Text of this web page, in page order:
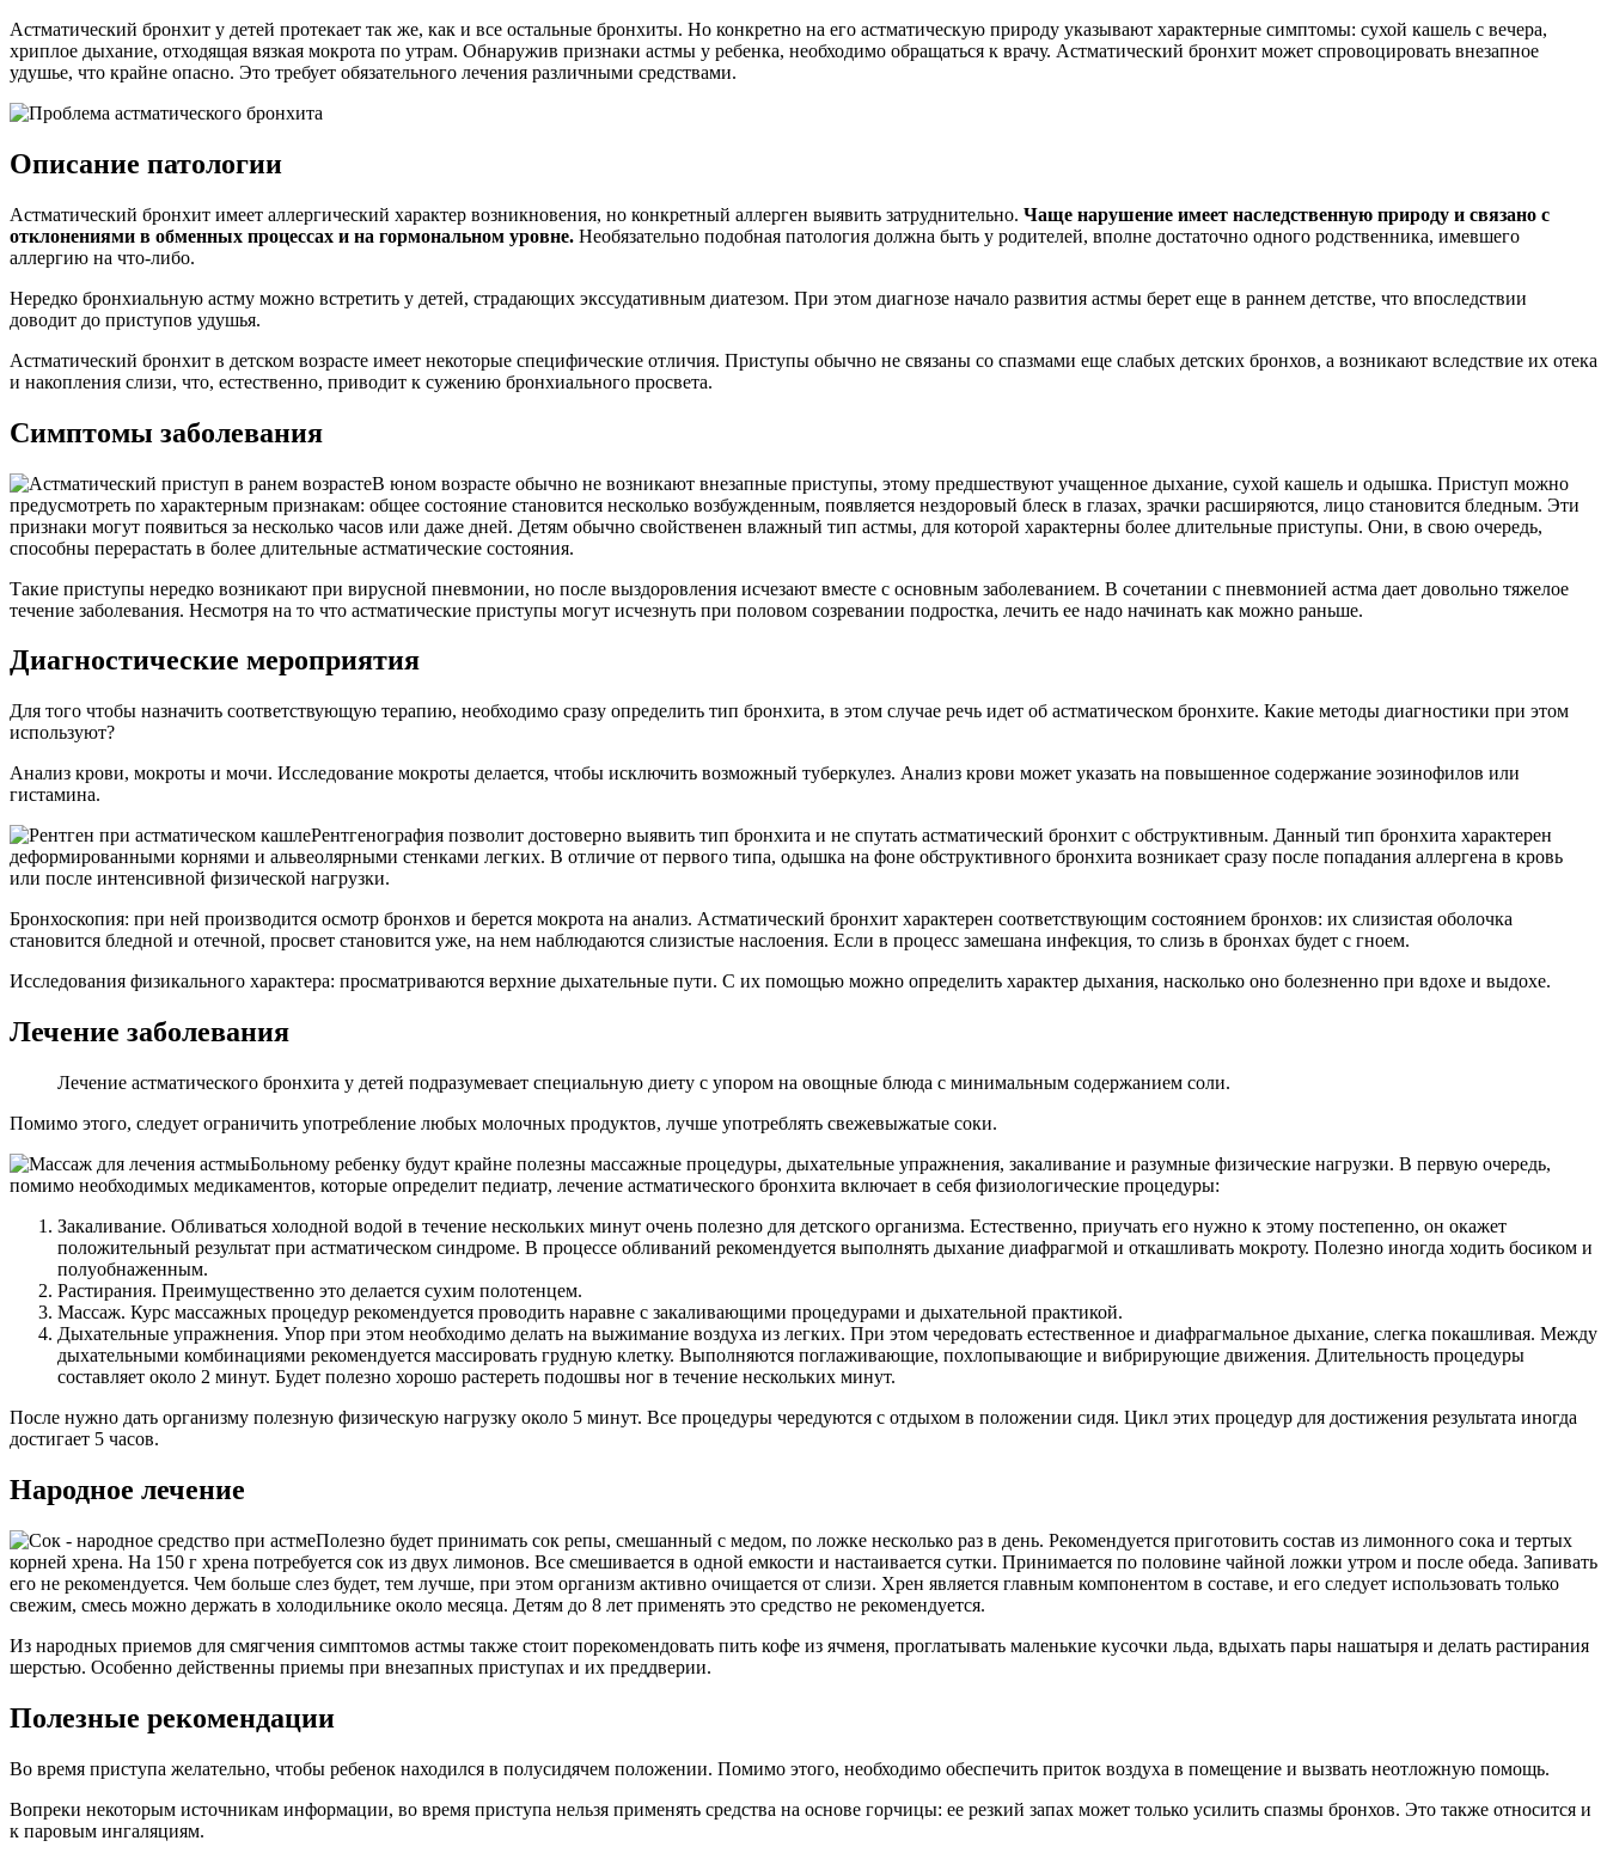
Астматический бронхит у детей протекает так же, как и все остальные бронхиты. Но конкретно на его астматическую природу указывают характерные симптомы: сухой кашель с вечера,
хриплое дыхание, отходящая вязкая мокрота по утрам. Обнаружив признаки астмы у ребенка, необходимо обращаться к врачу. Астматический бронхит может спровоцировать внезапное
удушье, что крайне опасно. Это требует обязательного лечения различными средствами.
Описание патологии
Астматический бронхит имеет аллергический характер возникновения, но конкретный аллерген выявить затруднительно. Чаще нарушение имеет наследственную природу и связано с
отклонениями в обменных процессах и на гормональном уровне. Необязательно подобная патология должна быть у родителей, вполне достаточно одного родственника, имевшего
аллергию на что-либо.
Нередко бронхиальную астму можно встретить у детей, страдающих экссудативным диатезом. При этом диагнозе начало развития астмы берет еще в раннем детстве, что впоследствии
доводит до приступов удушья.
Астматический бронхит в детском возрасте имеет некоторые специфические отличия. Приступы обычно не связаны со спазмами еще слабых детских бронхов, а возникают вследствие их отека
и накопления слизи, что, естественно, приводит к сужению бронхиального просвета.
Симптомы заболевания
В юном возрасте обычно не возникают внезапные приступы, этому предшествуют учащенное дыхание, сухой кашель и одышка. Приступ можно
предусмотреть по характерным признакам: общее состояние становится несколько возбужденным, появляется нездоровый блеск в глазах, зрачки расширяются, лицо становится бледным. Эти
признаки могут появиться за несколько часов или даже дней. Детям обычно свойственен влажный тип астмы, для которой характерны более длительные приступы. Они, в свою очередь,
способны перерастать в более длительные астматические состояния.
Такие приступы нередко возникают при вирусной пневмонии, но после выздоровления исчезают вместе с основным заболеванием. В сочетании с пневмонией астма дает довольно тяжелое
течение заболевания. Несмотря на то что астматические приступы могут исчезнуть при половом созревании подростка, лечить ее надо начинать как можно раньше.
Диагностические мероприятия
Для того чтобы назначить соответствующую терапию, необходимо сразу определить тип бронхита, в этом случае речь идет об астматическом бронхите. Какие методы диагностики при этом
используют?
Анализ крови, мокроты и мочи. Исследование мокроты делается, чтобы исключить возможный туберкулез. Анализ крови может указать на повышенное содержание эозинофилов или
гистамина.
Рентгенография позволит достоверно выявить тип бронхита и не спутать астматический бронхит с обструктивным. Данный тип бронхита характерен
деформированными корнями и альвеолярными стенками легких. В отличие от первого типа, одышка на фоне обструктивного бронхита возникает сразу после попадания аллергена в кровь
или после интенсивной физической нагрузки.
Бронхоскопия: при ней производится осмотр бронхов и берется мокрота на анализ. Астматический бронхит характерен соответствующим состоянием бронхов: их слизистая оболочка
становится бледной и отечной, просвет становится уже, на нем наблюдаются слизистые наслоения. Если в процесс замешана инфекция, то слизь в бронхах будет с гноем.
Исследования физикального характера: просматриваются верхние дыхательные пути. С их помощью можно определить характер дыхания, насколько оно болезненно при вдохе и выдохе.
Лечение заболевания
Лечение астматического бронхита у детей подразумевает специальную диету с упором на овощные блюда с минимальным содержанием соли.
Помимо этого, следует ограничить употребление любых молочных продуктов, лучше употреблять свежевыжатые соки.
Больному ребенку будут крайне полезны массажные процедуры, дыхательные упражнения, закаливание и разумные физические нагрузки. В первую очередь,
помимо необходимых медикаментов, которые определит педиатр, лечение астматического бронхита включает в себя физиологические процедуры:
Закаливание. Обливаться холодной водой в течение нескольких минут очень полезно для детского организма. Естественно, приучать его нужно к этому постепенно, он окажет
положительный результат при астматическом синдроме. В процессе обливаний рекомендуется выполнять дыхание диафрагмой и откашливать мокроту. Полезно иногда ходить босиком и
полуобнаженным.
Растирания. Преимущественно это делается сухим полотенцем.
Массаж. Курс массажных процедур рекомендуется проводить наравне с закаливающими процедурами и дыхательной практикой.
Дыхательные упражнения. Упор при этом необходимо делать на выжимание воздуха из легких. При этом чередовать естественное и диафрагмальное дыхание, слегка покашливая. Между
дыхательными комбинациями рекомендуется массировать грудную клетку. Выполняются поглаживающие, похлопывающие и вибрирующие движения. Длительность процедуры
составляет около 2 минут. Будет полезно хорошо растереть подошвы ног в течение нескольких минут.
После нужно дать организму полезную физическую нагрузку около 5 минут. Все процедуры чередуются с отдыхом в положении сидя. Цикл этих процедур для достижения результата иногда
достигает 5 часов.
Народное лечение
Полезно будет принимать сок репы, смешанный с медом, по ложке несколько раз в день. Рекомендуется приготовить состав из лимонного сока и тертых
корней хрена. На 150 г хрена потребуется сок из двух лимонов. Все смешивается в одной емкости и настаивается сутки. Принимается по половине чайной ложки утром и после обеда. Запивать
его не рекомендуется. Чем больше слез будет, тем лучше, при этом организм активно очищается от слизи. Хрен является главным компонентом в составе, и его следует использовать только
свежим, смесь можно держать в холодильнике около месяца. Детям до 8 лет применять это средство не рекомендуется.
Из народных приемов для смягчения симптомов астмы также стоит порекомендовать пить кофе из ячменя, проглатывать маленькие кусочки льда, вдыхать пары нашатыря и делать растирания
шерстью. Особенно действенны приемы при внезапных приступах и их преддверии.
Полезные рекомендации
Во время приступа желательно, чтобы ребенок находился в полусидячем положении. Помимо этого, необходимо обеспечить приток воздуха в помещение и вызвать неотложную помощь.
Вопреки некоторым источникам информации, во время приступа нельзя применять средства на основе горчицы: ее резкий запах может только усилить спазмы бронхов. Это также относится и
к паровым ингаляциям.